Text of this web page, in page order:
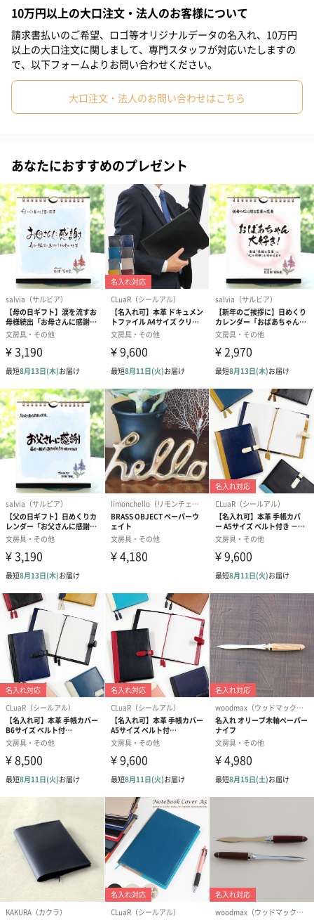
1950年代にカートブランデスによって設計されたおとぎ話の家を
テーマにしたアドベントカレンダーです。 子供の頃の思い出をよ
みがえらせるノスタルジックなデザインが人気です。
カードデザインについて
有名なおとぎ話のキャラクターがこのアドベントカレンダーの家
に集まります。 ブレーメンの音楽隊、ヘンゼルとグレーテルと魔
女、フラウ・ホレ、白雪姫、そして7人の小人。彼らは皆、銀の雲
母に包まれたきらびやかな家で戯れます。 そして、小さなドアの
後ろの透明なアドベントカレンダーウィンドウを見ると、他のお
とぎ話に出てくるキャラクターがいます。
アドベントカレンダーとは
12月1日からクリスマスの24日までの期間をカウントダウンして
くれるカレンダーです。1日ごとに日付をめくると、素敵な絵が描
いてあったり、仕掛けがあります。クリスマスの楽しい気分を高
めてくれる商品です。
「KORSCH VERLAG」
1951年の創業以来、毎年厳選されたモチーフが細部に至るまで想
像力豊かに作り出され、アーティストの手によって独占的かつ愛
情を込めて描かれるアドベントカレンダー。
100をはるかに超えるユニークなデザインには、多くのファンがい
ます。ノスタルジック、宗教的、現代的、歴史的復刻版、新しい
イラスト。大きいサイズでも、小さいサイズでも喜びは変わりま
せん。アドベントカレンダーでクリスマスを楽しんでください。
冬のインテリアとしておすすめ
クリスマスを迎えるために毎日1つずつ窓を開けるので、大人はも
ちろん、お子さまも楽しむことができます。誰もが知る世界のお
とぎ話をテーマにしたデザインは、インテリアとして飾るだけで
も華やかな雰囲気を演出します。
#母親 #彼氏 #女友達 #男友達 #男性 #女性
#妻 #父親 #彼女 #祖母 #祖父 #上司女性
#上司男性 #同僚女性 #同僚男性 #男子大学生
#10代 #20代前半 #20代後半 #30代
10万円以上の大口注文・法人のお客様について
請求書払いのご希望、ロゴ等オリジナルデータの名入れ、10万円
以上の大口注文に関しまして、専門スタッフが対応いたしますの
で、以下フォームよりお問い合わせください。
大口注文・法人のお問い合わせはこちら
あなたにおすすめのプレゼント